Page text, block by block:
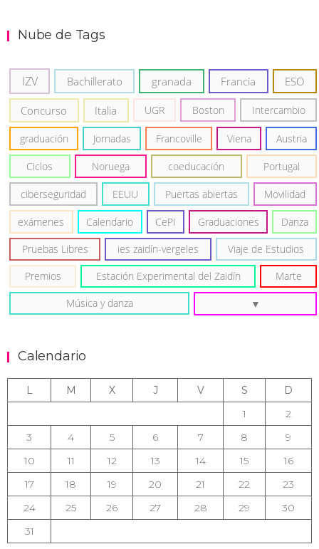
Nube de Tags
IZV Bachillerato granada Francia ESO
Concurso Italia UGR Boston Intercambio
graduación Jornadas Francoville Viena Austria
Ciclos Noruega coeducación Portugal
ciberseguridad EEUU Puertas abiertas Movilidad
exámenes Calendario CePI Graduaciones Danza
Pruebas Libres ies zaidín-vergeles Viaje de Estudios
Premios Estación Experimental del Zaidín Marte
Música y danza
Calendario
L M X J V S
D
1
2
3
4 5 6 7 8
9
10
11 12 13 14 15
16
17
18 19 20 21 22
23
24
25 26 27 28 29
30
31